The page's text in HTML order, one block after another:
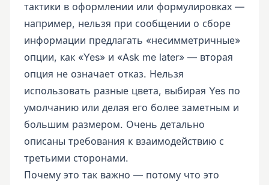
тактики в оформлении или формулировках —
например, нельзя при сообщении о сборе
информации предлагать «несимметричные»
опции, как «Yes» и «Ask me later» — вторая
опция не означает отказ. Нельзя
использовать разные цвета, выбирая Yes по
умолчанию или делая его более заметным и
большим размером. Очень детально
описаны требования к взаимодействию с
третьими сторонами.
Почему это так важно — потому что это